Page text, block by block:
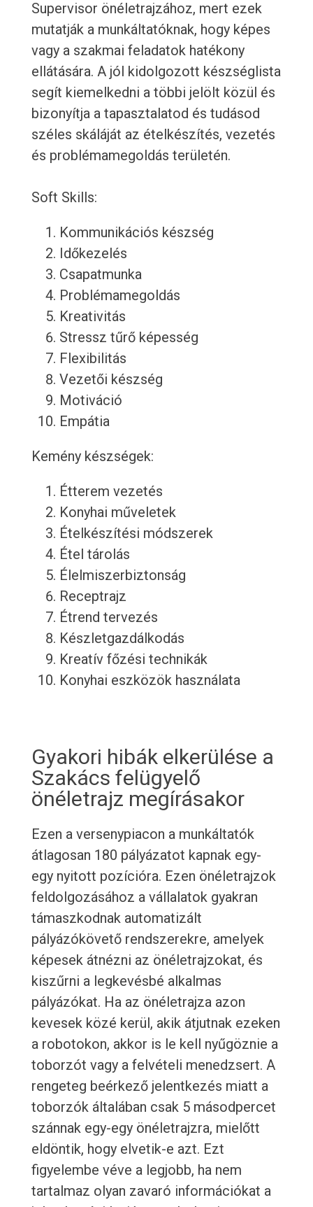
Supervisor önéletrajzához, mert ezek
mutatják a munkáltatóknak, hogy képes
vagy a szakmai feladatok hatékony
ellátására. A jól kidolgozott készséglista
segít kiemelkedni a többi jelölt közül és
bizonyítja a tapasztalatod és tudásod
széles skáláját az ételkészítés, vezetés
és problémamegoldás területén.
Soft Skills:
Kommunikációs készség
Időkezelés
Csapatmunka
Problémamegoldás
Kreativitás
Stressz tűrő képesség
Flexibilitás
Vezetői készség
Motiváció
Empátia
Kemény készségek:
Étterem vezetés
Konyhai műveletek
Ételkészítési módszerek
Étel tárolás
Élelmiszerbiztonság
Receptrajz
Étrend tervezés
Készletgazdálkodás
Kreatív főzési technikák
Konyhai eszközök használata
Gyakori hibák elkerülése a
Szakács felügyelő
önéletrajz megírásakor
Ezen a versenypiacon a munkáltatók
átlagosan 180 pályázatot kapnak egy-
egy nyitott pozícióra. Ezen önéletrajzok
feldolgozásához a vállalatok gyakran
támaszkodnak automatizált
pályázókövető rendszerekre, amelyek
képesek átnézni az önéletrajzokat, és
kiszűrni a legkevésbé alkalmas
pályázókat. Ha az önéletrajza azon
kevesek közé kerül, akik átjutnak ezeken
a robotokon, akkor is le kell nyűgöznie a
toborzót vagy a felvételi menedzsert. A
rengeteg beérkező jelentkezés miatt a
toborzók általában csak 5 másodpercet
szánnak egy-egy önéletrajzra, mielőtt
eldöntik, hogy elvetik-e azt. Ezt
figyelembe véve a legjobb, ha nem
tartalmaz olyan zavaró információkat a